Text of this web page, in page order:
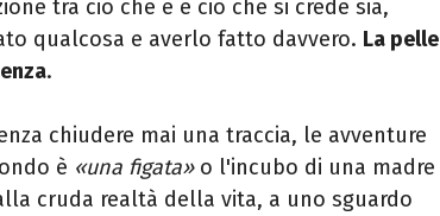
tra ciò che è e ciò che si crede sia,
qualcosa e averlo fatto davvero. La pelle
.
chiudere mai una traccia, le avventure
è «una figata»o l'incubo di una madre
cruda realtà della vita, a uno sguardo